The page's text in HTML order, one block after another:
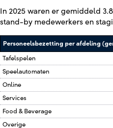
In 2025 waren er gemiddeld
stand-by medewerkers en
Personeelsbezetting per afdeling
Tafelspelen
Speelautomaten
Online
Services
Food & Beverage
Overige